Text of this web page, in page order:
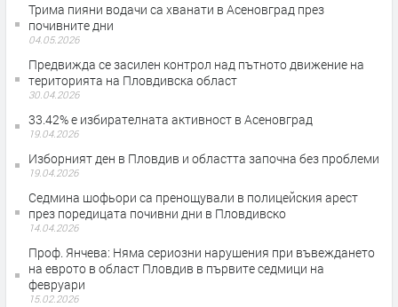
Трима пияни водачи са хванати в Асеновград през
почивните дни
04.05.2026
Предвижда се засилен контрол над пътното движение на
територията на Пловдивска област
30.04.2026
33.42% е избирателната активност в Асеновград
19.04.2026
Изборният ден в Пловдив и областта започна без проблеми
19.04.2026
Седмина шофьори са пренощували в полицейския арест
през поредицата почивни дни в Пловдивско
14.04.2026
Проф. Янчева: Няма сериозни нарушения при въвеждането
на еврото в област Пловдив в първите седмици на
февруари
15.02.2026